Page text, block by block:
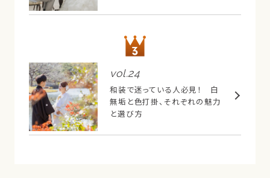
vol.24
和装で迷っている人必見！ 白
無垢と色打掛、それぞれの魅力
と選び方